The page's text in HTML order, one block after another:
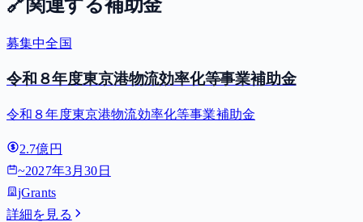
🔗関連する補助金
募集中全国
令和８年度東京港物流効率化等事業補助金
令和８年度東京港物流効率化等事業補助金
2.7億円
~2027年3月30日
jGrants
詳細を見る